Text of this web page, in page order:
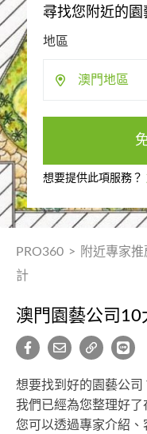
尋找您附近的園
地區
澳門地區
想要提供此項服務？
PRO360 > 附近專家推
計
澳門園藝公司10
想要找到好的園藝公司
我們已經為您整理好了
您可以透過專家介紹